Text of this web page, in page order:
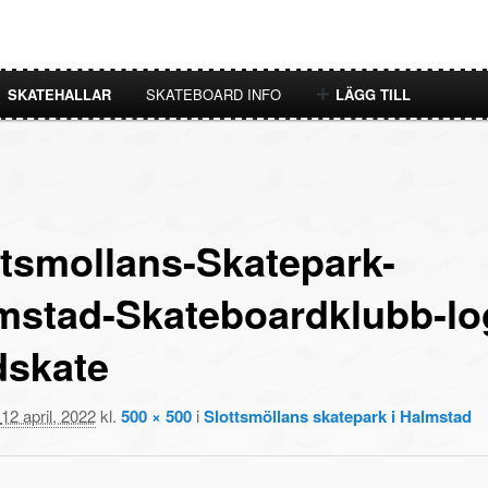
SKATEHALLAR SKATEBOARD INFO LÄGG TILL
Skatepark-
Skateboardklubb-
12 april, 2022kl. 500 × 500iSlottsmöllans skatepark i Halmstad